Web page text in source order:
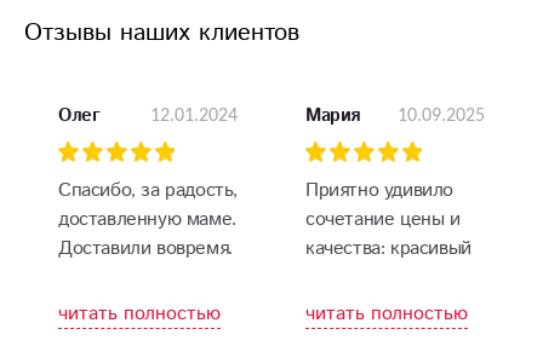
Отзывы наших клиентов
Олег 12.01.2024
Спасибо, за радость,
доставленную маме.
Доставили вовремя.
читать полностью
Мария 10.09.2025
Приятно удивило
сочетание цены и
качества: красивый
цене и
своевременная
читать полностью